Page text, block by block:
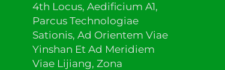
4th Locus, Aedificium A1,
Parcus Technologiae
Sationis, Ad Orientem Viae
Yinshan Et Ad Meridiem
Viae Lijiang, Zona